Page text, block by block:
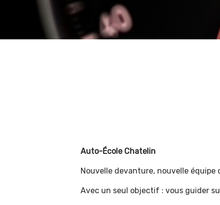
Auto-École Chatelin
Nouvelle devanture, nouvelle équipe
Avec un seul objectif : vous guider